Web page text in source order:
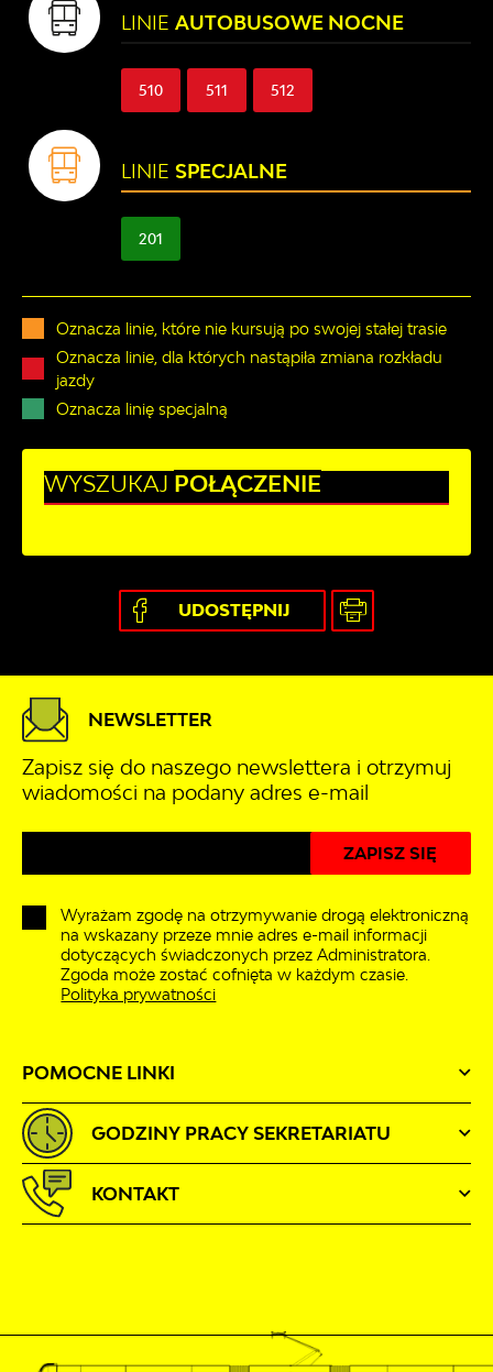
LINIE AUTOBUSOWE NOCNE
510 511 512
LINIE SPECJALNE
201
Oznacza linie, które nie kursują po swojej stałej trasie
Oznacza linie, dla których nastąpiła zmiana rozkładu
jazdy
Oznacza linię specjalną
WYSZUKAJ POŁĄCZENIE
UDOSTĘPNIJ
POMOCNE LINKI
NEWSLETTER
Zapisz się do naszego newslettera i otrzymuj
wiadomości na podany adres e-mail
Wyrażam zgodę na otrzymywanie drogą elektroniczną
na wskazany przeze mnie adres e-mail informacji
dotyczących świadczonych przez Administratora.
Zgoda może zostać cofnięta w każdym czasie.
Polityka prywatności
GODZINY PRACY SEKRETARIATU
KONTAKT